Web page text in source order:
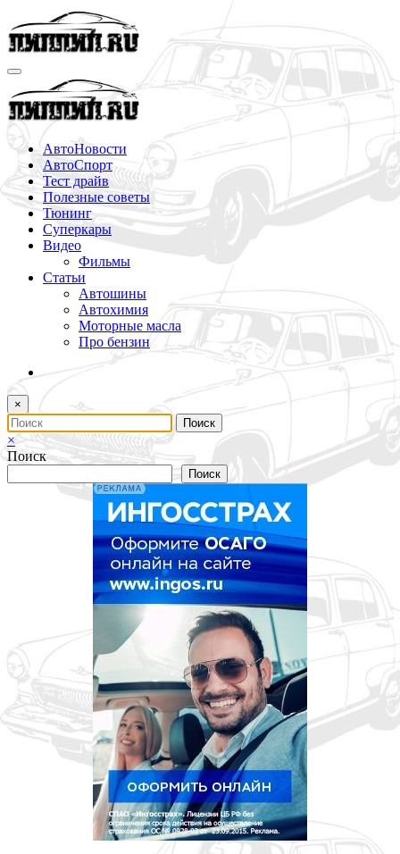
Перейти
к
содержимому
АвтоНовости
АвтоСпорт
Тест драйв
Полезные советы
Тюнинг
Суперкары
Видео
Фильмы
Статьи
Автошины
Автохимия
Моторные масла
Про бензин
×
×
Поиск
Поиск